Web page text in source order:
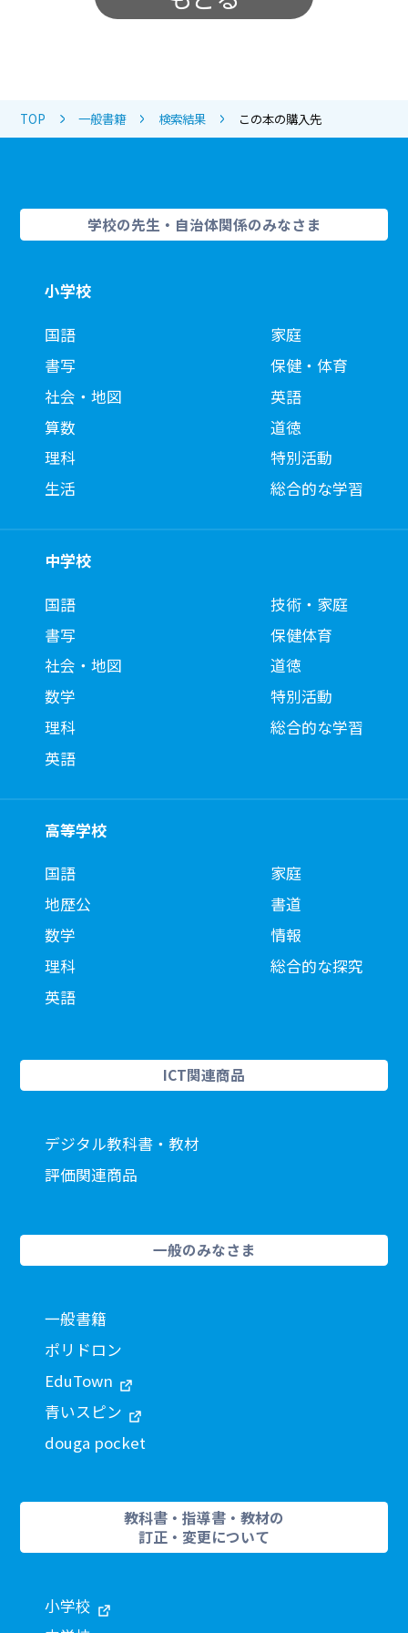
TOP 一般書籍 検索結果 この本の購入先
学校の先生・自治体関係のみなさま
小学校
国語
書写
社会・地図
算数
理科
生活
家庭
保健・体育
英語
道徳
特別活動
総合的な学習
中学校
国語
書写
社会・地図
数学
理科
英語
技術・家庭
保健体育
道徳
特別活動
総合的な学習
高等学校
国語
地歴公
数学
理科
英語
家庭
書道
情報
総合的な探究
ICT関連商品
デジタル教科書・教材
評価関連商品
一般のみなさま
一般書籍
ポリドロン
EduTown
青いスピン
douga pocket
教科書・指導書・教材の
訂正・変更について
小学校